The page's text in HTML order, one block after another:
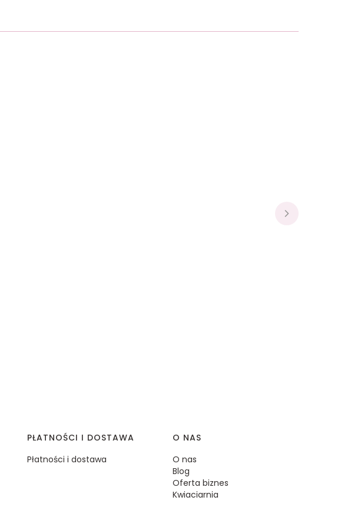
PŁATNOŚCI I DOSTAWA
Płatności i dostawa
O NAS
O nas
Blog
Oferta biznes
Kwiaciarnia